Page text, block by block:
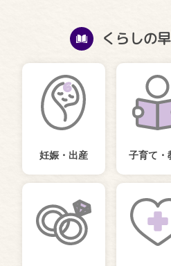
くらしの
妊娠・出産 子育て・